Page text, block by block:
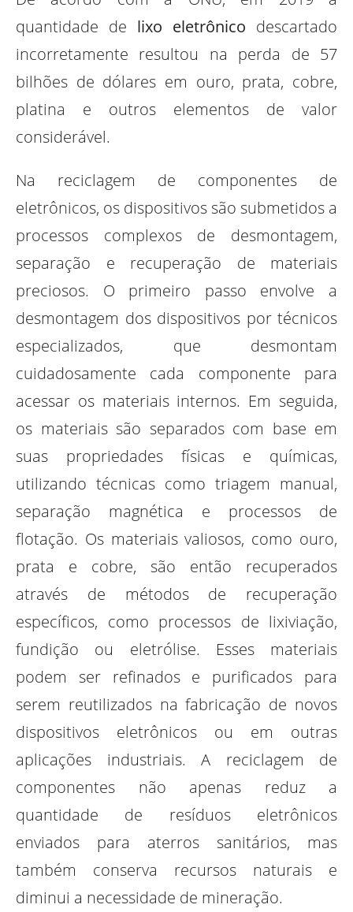
quantidade de lixo eletrônico descartado
incorretamente resultou na perda de 57
bilhões de dólares em ouro, prata, cobre,
platina e outros elementos de valor
considerável.
Na reciclagem de componentes de
eletrônicos, os dispositivos são submetidos a
processos complexos de desmontagem,
separação e recuperação de materiais
preciosos. O primeiro passo envolve a
desmontagem dos dispositivos por técnicos
especializados, que desmontam
cuidadosamente cada componente para
acessar os materiais internos. Em seguida,
os materiais são separados com base em
suas propriedades físicas e químicas,
utilizando técnicas como triagem manual,
separação magnética e processos de
flotação. Os materiais valiosos, como ouro,
prata e cobre, são então recuperados
através de métodos de recuperação
específicos, como processos de lixiviação,
fundição ou eletrólise. Esses materiais
podem ser refinados e purificados para
serem reutilizados na fabricação de novos
dispositivos eletrônicos ou em outras
aplicações industriais. A reciclagem de
componentes não apenas reduz a
quantidade de resíduos eletrônicos
enviados para aterros sanitários, mas
também conserva recursos naturais e
diminui a necessidade de mineração.